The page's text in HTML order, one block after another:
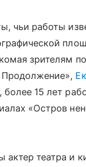
чьи работы
зрителям
15 лет
«Остров
актер театра и